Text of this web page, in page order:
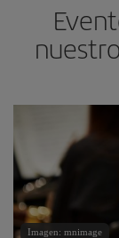
Imagen: mnimage